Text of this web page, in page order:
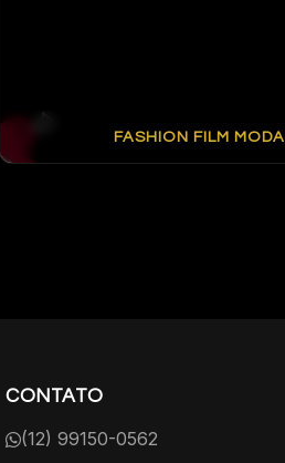
FASHION FILM MODA
CONTATO
(12) 99150-0562